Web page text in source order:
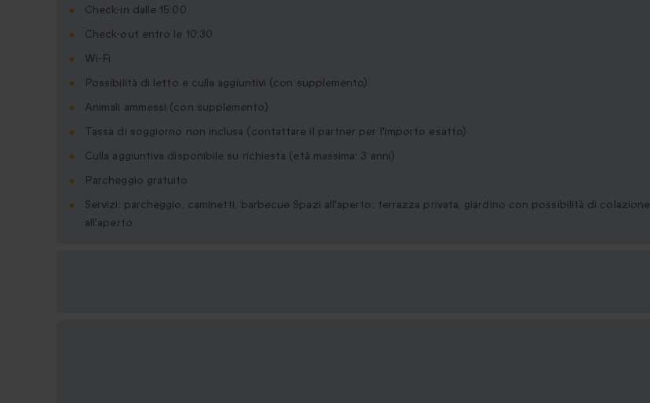
Check-in dalle 15:00
Check-out entro le 10:30
Wi-Fi
Possibilità di letto e culla aggiuntivi (con supplemento)
Animali ammessi (con supplemento)
Tassa di soggiorno non inclusa (contattare il partner per l'importo esatto)
Culla aggiuntiva disponibile su richiesta (età massima: 3 anni)
Parcheggio gratuito
Servizi: parcheggio, caminetti, barbecue Spazi all'aperto: terrazza privata, giardino con possibilità di colazione
all'aperto